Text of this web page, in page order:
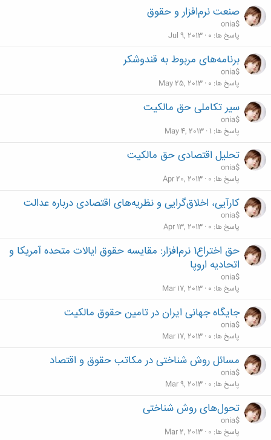
صنعت نرم‌افزار و حقوق
onia$
پاسخ ها 0
Jul 9, 2013
برنامه‌های مربوط به قندوشکر
onia$
پاسخ ها 0
May 25, 2013
سیر تکاملی حق مالکیت
onia$
پاسخ ها 1
May 4, 2013
تحلیل اقتصادی حق مالکیت
onia$
پاسخ ها 0
Apr 20, 2013
کارآیی، اخلاق‌گرایی و نظریه‌های اقتصادی درباره عدالت
onia$
پاسخ ها 0
Apr 13, 2013
حق اختراع1 نرم‌افزار: مقایسه حقوق ایالات متحده آمریکا و
اتحادیه اروپا
onia$
پاسخ ها 0
Mar 17, 2013
جايگاه جهانی ايران در تامين حقوق مالکيت
onia$
پاسخ ها 0
Mar 17, 2013
مسائل روش شناختی در مکاتب حقوق و اقتصاد
onia$
پاسخ ها 0
Mar 9, 2013
تحول‌های روش شناختی
onia$
پاسخ ها 0
Mar 2, 2013